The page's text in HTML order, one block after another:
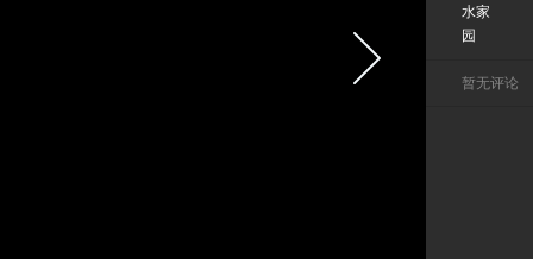
水家
园
暂无评论